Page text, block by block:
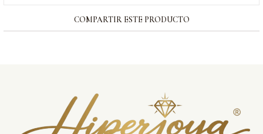
COMPARTIR ESTE PRODUCTO